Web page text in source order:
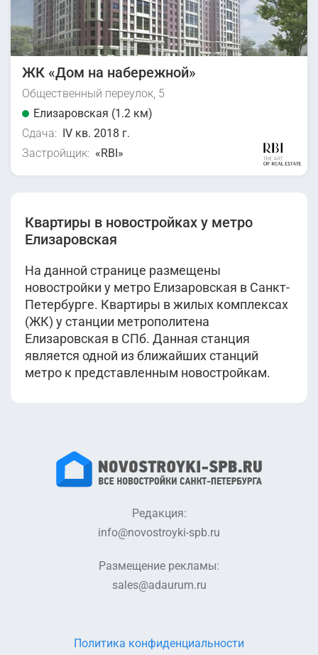
ЖК «Дом на набережной»
Общественный переулок, 5
Елизаровская (1.2 км)
Сдача: IV кв. 2018 г.
Застройщик: «RBI»
Квартиры в новостройках у метро
Елизаровская
На данной странице размещены
новостройки у метро Елизаровская в Санкт-
Петербурге. Квартиры в жилых комплексах
(ЖК) у станции метрополитена
Елизаровская в СПб. Данная станция
является одной из ближайших станций
метро к представленным новостройкам.
Редакция:
info@novostroyki-spb.ru
Размещение рекламы:
sales@adaurum.ru
Политика конфиденциальности